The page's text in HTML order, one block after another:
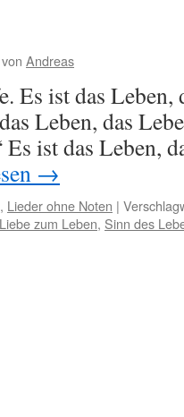
von Andreas
Es ist das
Leben, das
ist das Leben,
→
, Lieder ohne Noten |
Liebe zum Leben, Sinn des